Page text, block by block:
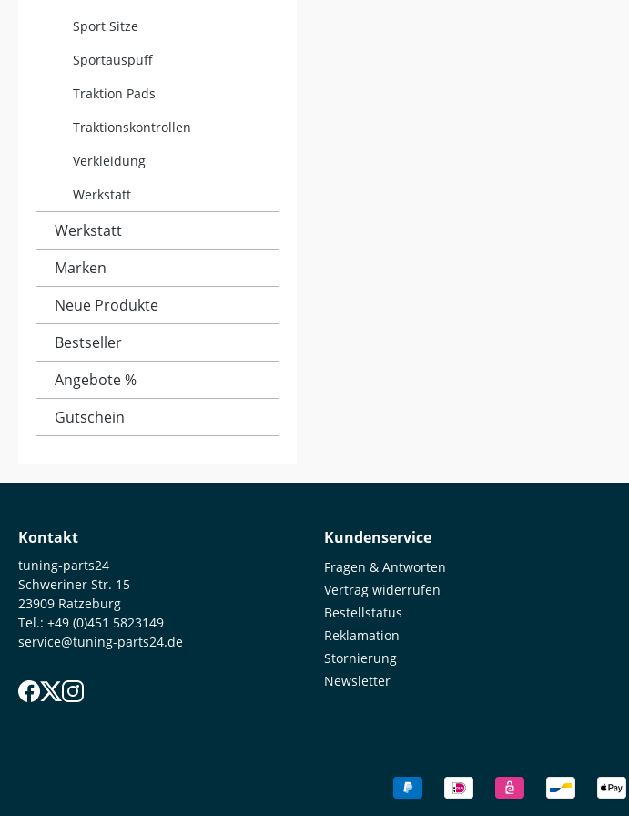
Sport Sitze
Sportauspuff
Traktion Pads
Traktionskontrollen
Verkleidung
Werkstatt
Werkstatt
Marken
Neue Produkte
Bestseller
Angebote %
Gutschein
Kontakt
tuning-parts24
Schweriner Str. 15
23909 Ratzeburg
Tel.: +49 (0)451 5823149
service@tuning-parts24.de
Kundenservice
Fragen & Antworten
Vertrag widerrufen
Bestellstatus
Reklamation
Stornierung
Newsletter